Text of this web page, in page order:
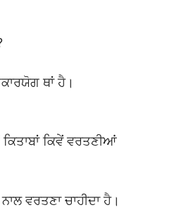
ਥਾਂ ਹੈ।
ਕਿਵੇਂ ਵਰਤਣੀਆਂ
ਵਰਤਣਾ ਚਾਹੀਦਾ ਹੈ।